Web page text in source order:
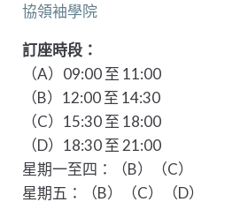
協領袖學院
訂座時段：
（A）09:00 至 11:00
（B）12:00 至 14:30
（C）15:30 至 18:00
（D）18:30 至 21:00
星期一至四：（B）（C）
星期五：（B）（C）（D）